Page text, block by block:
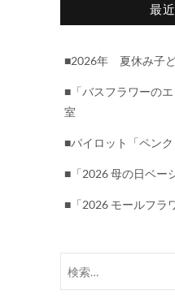
最
■2026年 夏休み子
■「バスフラワーの
室
■パイロット「ペン
■「2026 母の日ベー
■「2026 モールフラ